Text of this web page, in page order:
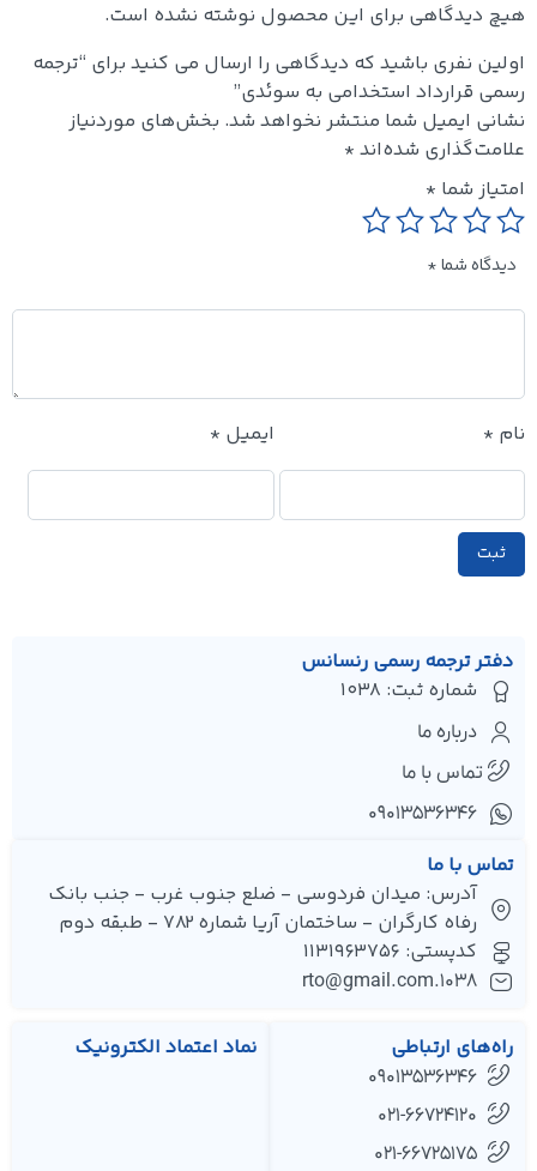
هیچ دیدگاهی برای این محصول نوشته نشده است.
اولین نفری باشید که دیدگاهی را ارسال می کنید برای “ترجمه
رسمی قرارداد استخدامی به سوئدی”
نشانی ایمیل شما منتشر نخواهد شد.بخش‌های موردنیاز
علامت‌گذاری شده‌اند*
امتیاز شما*
دیدگاه شما*
نام* ایمیل*
دفتر ترجمه رسمی رنسانس
شماره ثبت: 1038
درباره ما
تماس با ما
۰۹۰۱۳۵۳۶۳۴۶
تماس با ما
آدرس: میدان فردوسی - ضلع جنوب غرب - جنب بانک
رفاه کارگران - ساختمان آریا شماره 782 - طبقه دوم
کدپستی: 1131963756
1038.rto@gmail.com
راه‌های ارتباطی
09013536346
021-66724120
021-66725175
نماد اعتماد الکترونیک